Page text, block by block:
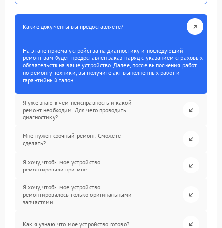
Какие документы вы предоставляете?
На этапе приема устройства на диагностику и последующий
ремонт вам будет предоставлен заказ-наряд с указанием страховых
обязательств на ваше устройство. Далее, после выполнения работ
по ремонту техники, вы получите акт выполненных работ и
гарантийный талон.
Я уже знаю в чем неисправность и какой
ремонт необходим. Для чего проводить
диагностику?
Мне нужен срочный ремонт. Сможете
сделать?
Я хочу, чтобы мое устройство
ремонтировали при мне.
Я хочу, чтобы мое устройство
ремонтировалось только оригинальными
запчастями.
Как я узнаю, что мое устройство готово?